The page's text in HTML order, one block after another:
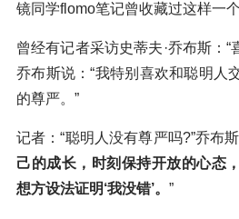
镜同学flomo笔记曾收藏过这样一个
曾经有记者采访史蒂夫·乔布斯：“
乔布斯说：“我特别喜欢和聪明人
的尊严。”
记者：“聪明人没有尊严吗?”乔布
己的成长，时刻保持开放的心态
想方设法证明‘我没错’。 ”